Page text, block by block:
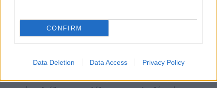
CONFIRM
Data Deletion Data Access Privacy Policy
Συστημάτων τους ή των Εφόρων Εκπαίδευσης Π.Ε. θα
πρέπει να κάνουν έγκαιρα αίτηση συμμετοχής στην
Εκπαιδευτική Ενότητα που τους ενδιαφέρει μέσω του
βρίσκεται στην σελίδα http://www.e-